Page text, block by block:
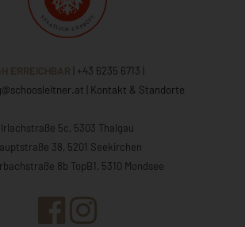
ERREICHBAR | +43 6235 6713
Kontakt & Standorte
Irlachstraße 5c, 5303 Thalgau
38, 5201 Seekirchen
8b TopB1, 5310 Mondsee